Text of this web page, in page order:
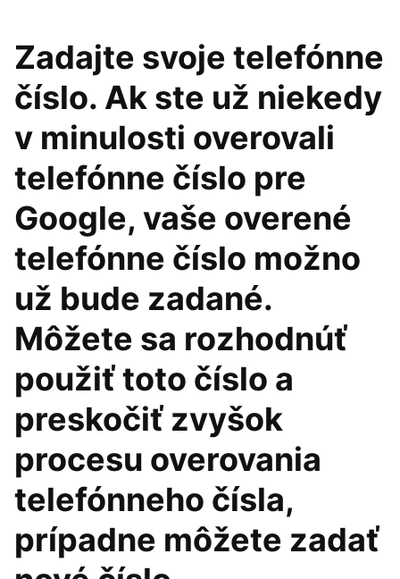
Zadajte svoje telefónne
číslo. Ak ste už niekedy
v minulosti overovali
telefónne číslo pre
Google, vaše overené
telefónne číslo možno
už bude zadané.
Môžete sa rozhodnúť
použiť toto číslo a
preskočiť zvyšok
procesu overovania
telefónneho čísla,
prípadne môžete zadať